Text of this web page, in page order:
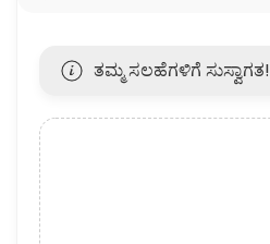
ತಮ್ಮ ಸಲಹೆಗಳಿಗೆ ಸುಸ್ವಾಗತ!